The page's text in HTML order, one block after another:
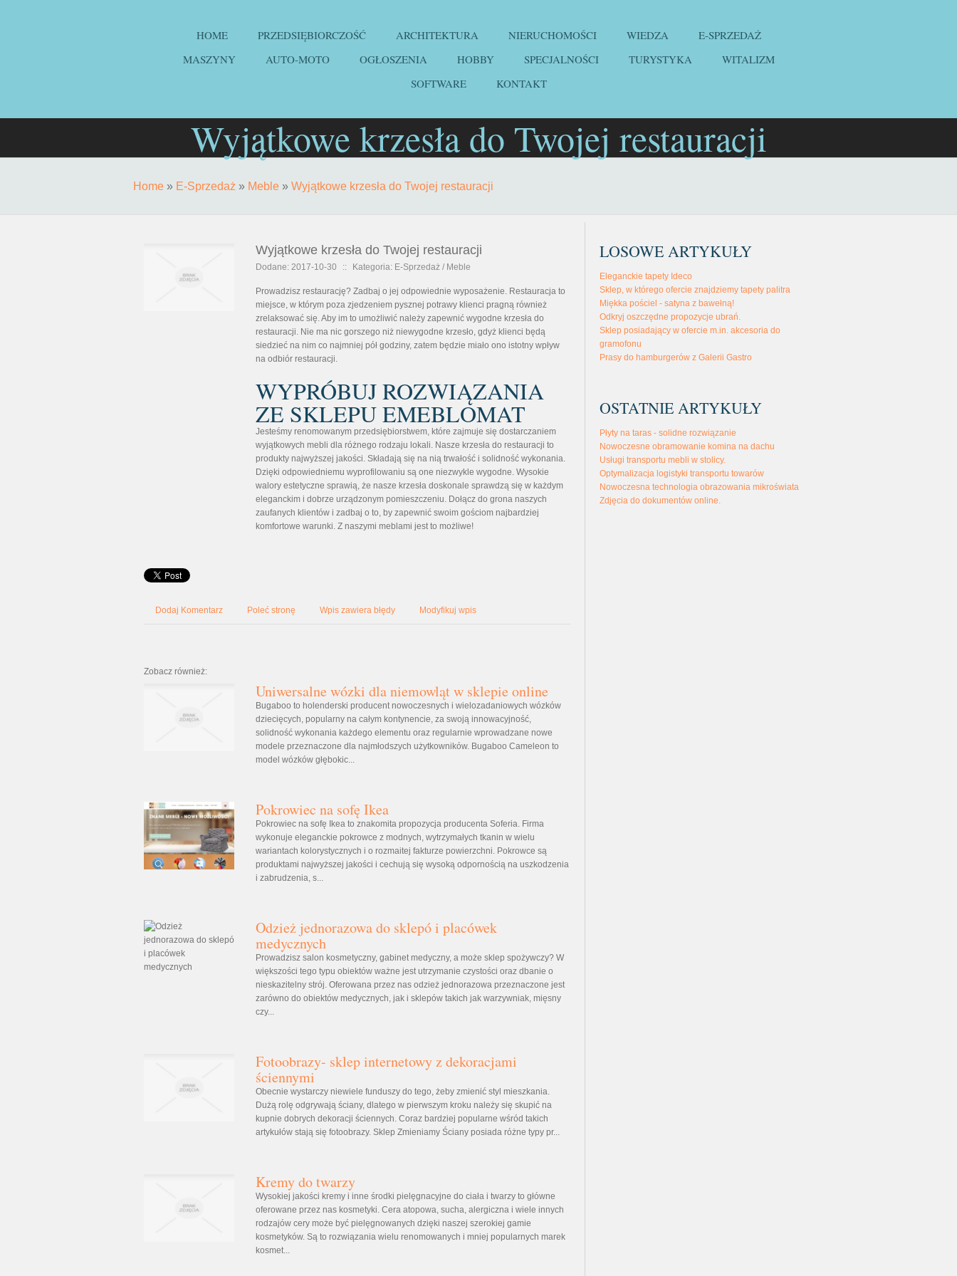
HOME PRZEDSIĘBIORCZOŚĆ ARCHITEKTURA NIERUCHOMOŚCI WIEDZA
E-SPRZEDAŻ
MASZYNY
AUTO-MOTO OGŁOSZENIA HOBBY SPECJALNOŚCI TURYSTYKA
WITALIZM
SOFTWARE
KONTAKT
Wyjątkowe krzesła do Twojej restauracji
Home » E-Sprzedaż » Meble » Wyjątkowe krzesła do Twojej restauracji
Wyjątkowe krzesła do Twojej restauracji
Dodane: 2017-10-30 :: Kategoria: E-Sprzedaż / Meble
Prowadzisz restaurację? Zadbaj o jej odpowiednie wyposażenie. Restauracja to
miejsce, w którym poza zjedzeniem pysznej potrawy klienci pragną również
zrelaksować się. Aby im to umożliwić należy zapewnić wygodne krzesła do
restauracji. Nie ma nic gorszego niż niewygodne krzesło, gdyż klienci będą
siedzieć na nim co najmniej pół godziny, zatem będzie miało ono istotny wpływ
na odbiór restauracji.
WYPRÓBUJ ROZWIĄZANIA
ZE SKLEPU EMEBLOMAT
Jesteśmy renomowanym przedsiębiorstwem, które zajmuje się dostarczaniem
wyjątkowych mebli dla różnego rodzaju lokali. Nasze krzesła do restauracji to
produkty najwyższej jakości. Składają się na nią trwałość i solidność wykonania.
Dzięki odpowiedniemu wyprofilowaniu są one niezwykle wygodne. Wysokie
walory estetyczne sprawią, że nasze krzesła doskonale sprawdzą się w każdym
eleganckim i dobrze urządzonym pomieszczeniu. Dołącz do grona naszych
zaufanych klientów i zadbaj o to, by zapewnić swoim gościom najbardziej
komfortowe warunki. Z naszymi meblami jest to możliwe!
Dodaj Komentarz Poleć stronę Wpis zawiera błędy Modyfikuj wpis
Zobacz również:
Uniwersalne wózki dla niemowląt w sklepie online
Bugaboo to holenderski producent nowoczesnych i wielozadaniowych wózków
dziecięcych, popularny na całym kontynencie, za swoją innowacyjność,
solidność wykonania każdego elementu oraz regularnie wprowadzane nowe
modele przeznaczone dla najmłodszych użytkowników. Bugaboo Cameleon to
model wózków głębokic...
Pokrowiec na sofę Ikea
Pokrowiec na sofę Ikea to znakomita propozycja producenta Soferia. Firma
wykonuje eleganckie pokrowce z modnych, wytrzymałych tkanin w wielu
wariantach kolorystycznych i o rozmaitej fakturze powierzchni. Pokrowce są
produktami najwyższej jakości i cechują się wysoką odpornością na uszkodzenia
i zabrudzenia, s...
Odzież jednorazowa do sklepó i placówek
medycznych
Prowadzisz salon kosmetyczny, gabinet medyczny, a może sklep spożywczy? W
większości tego typu obiektów ważne jest utrzymanie czystości oraz dbanie o
nieskazitelny strój. Oferowana przez nas odzież jednorazowa przeznaczone jest
zarówno do obiektów medycznych, jak i sklepów takich jak warzywniak, mięsny
czy...
Fotoobrazy- sklep internetowy z dekoracjami
ściennymi
Obecnie wystarczy niewiele funduszy do tego, żeby zmienić styl mieszkania.
Dużą rolę odgrywają ściany, dlatego w pierwszym kroku należy się skupić na
kupnie dobrych dekoracji ściennych. Coraz bardziej popularne wśród takich
artykułów stają się fotoobrazy. Sklep Zmieniamy Ściany posiada różne typy pr...
Kremy do twarzy
Wysokiej jakości kremy i inne środki pielęgnacyjne do ciała i twarzy to główne
oferowane przez nas kosmetyki. Cera atopowa, sucha, alergiczna i wiele innych
rodzajów cery może być pielęgnowanych dzięki naszej szerokiej gamie
kosmetyków. Są to rozwiązania wielu renomowanych i mniej popularnych marek
kosmet...
LOSOWE ARTYKUŁY
Eleganckie tapety Ideco
Sklep, w którego ofercie znajdziemy tapety palitra
Miękka pościel - satyna z bawełną!
Odkryj oszczędne propozycje ubrań.
Sklep posiadający w ofercie m.in. akcesoria do
gramofonu
Prasy do hamburgerów z Galerii Gastro
OSTATNIE ARTYKUŁY
Płyty na taras - solidne rozwiązanie
Nowoczesne obramowanie komina na dachu
Usługi transportu mebli w stolicy.
Optymalizacja logistyki transportu towarów
Nowoczesna technologia obrazowania mikroświata
Zdjęcia do dokumentów online.